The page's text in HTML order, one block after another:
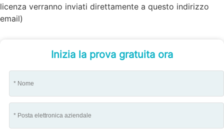
licenza verranno inviati direttamente a questo indirizzo
email)
Inizia la prova gratuita ora